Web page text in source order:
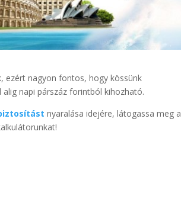
ezért nagyon fontos, hogy kössünk
napi párszáz forintból kihozható.
nyaralása idejére, látogassa meg a